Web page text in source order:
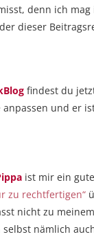
denn ich
dieser
findest du
und er
ist mir ein
zu rechtfertigen“
nicht zu
nämlich